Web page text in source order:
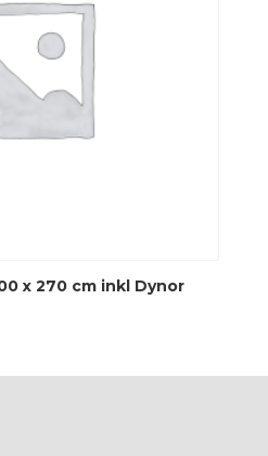
x 270 cm inkl Dynor